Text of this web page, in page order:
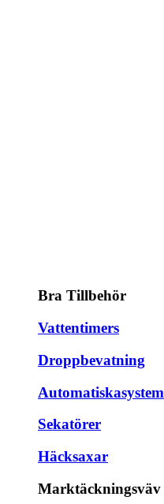
Bra Tillbehör
Vattentimers
Droppbevatning
Automatiskasystem
Sekatörer
Häcksaxar
Marktäckningsväv